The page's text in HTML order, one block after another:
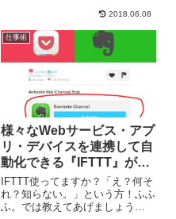
なら、会社へ行く途中は面倒でや
る気がでなくても、いざ会社に着
いてみたらスイッチが切り替わ
2018.06.08
仕事術
様々なWebサービス・アプ
リ・デバイスを連携して自
動化できる『IFTTT』が超
絶便利な件
IFTTT使ってますか？「え？何そ
れ？知らない。」という方！ふふ
ふ。では教えてあげましょう